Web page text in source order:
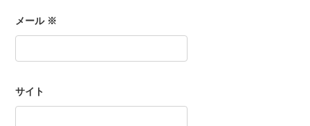
メール ※
サイト